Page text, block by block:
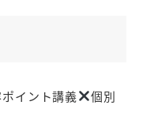
イント講義
個別